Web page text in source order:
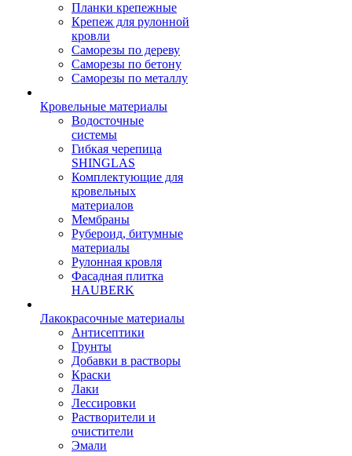
Планки крепежные
Крепеж для рулонной
кровли
Саморезы по дереву
Саморезы по бетону
Саморезы по металлу
Кровельные материалы
Водосточные
системы
Гибкая черепица
SHINGLAS
Комплектующие для
кровельных
материалов
Мембраны
Рубероид, битумные
материалы
Рулонная кровля
Фасадная плитка
HAUBERK
Лакокрасочные материалы
Антисептики
Грунты
Добавки в растворы
Краски
Лаки
Лессировки
Растворители и
очистители
Эмали